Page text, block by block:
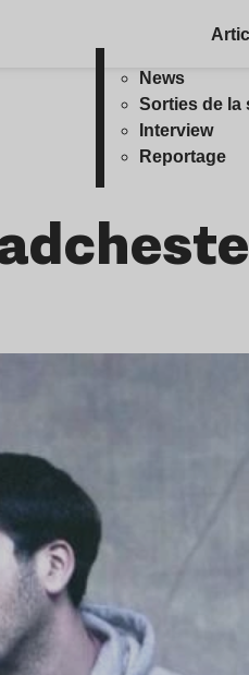
News
Sorties de la
Interview
Reportage